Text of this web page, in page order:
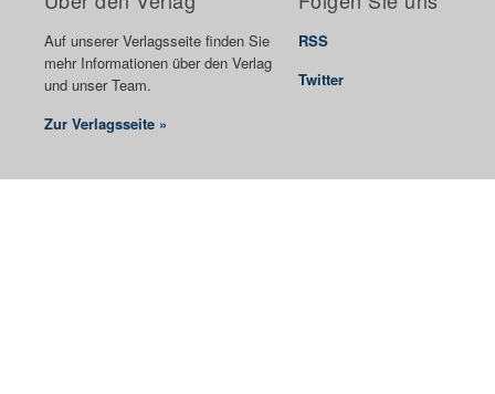
Auf unserer Verlagsseite finden Sie
mehr Informationen über den Verlag
und unser Team.
Zur Verlagsseite »
RSS
Twitter